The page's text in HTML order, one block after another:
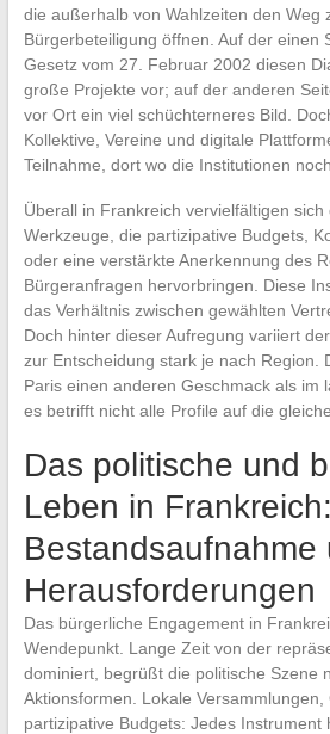
die außerhalb von Wahlzeiten den Weg
Bürgerbeteiligung öffnen. Auf der einen
Gesetz vom 27. Februar 2002 diesen
große Projekte vor; auf der anderen
vor Ort ein viel schüchterneres Bild.
Kollektive, Vereine und digitale
Teilnahme, dort wo die Institutionen
Überall in Frankreich vervielfältigen sich
Werkzeuge, die partizipative Budgets,
oder eine verstärkte Anerkennung des
Bürgeranfragen hervorbringen. Diese
das Verhältnis zwischen gewählten
Doch hinter dieser Aufregung variiert
zur Entscheidung stark je nach Region.
Paris einen anderen Geschmack als im
es betrifft nicht alle Profile auf die
Das politische und
Leben in Frankreich:
Bestandsaufnahme
Herausforderungen
Das bürgerliche Engagement in
Wendepunkt. Lange Zeit von der
dominiert, begrüßt die politische Szene
Aktionsformen. Lokale Versammlungen,
partizipative Budgets: Jedes Instrument